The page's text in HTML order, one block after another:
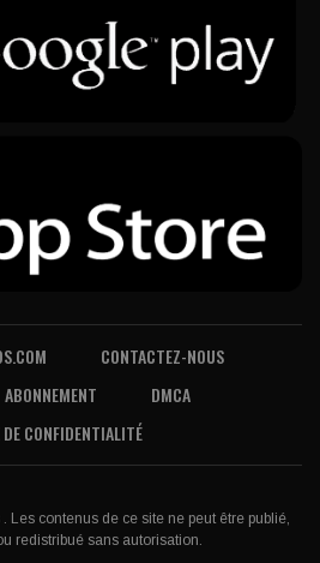
CONTACTEZ-NOUS
ABONNEMENT
DMCA
CONFIDENTIALITÉ
Les contenus de ce site ne peut être publié,
redistribué sans autorisation.